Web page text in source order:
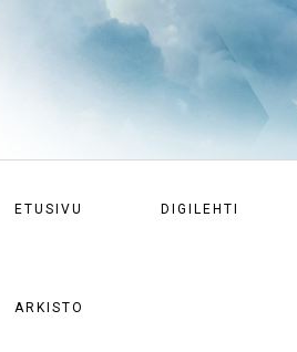
ETUSIVU DIGILEHTI
ARKISTO